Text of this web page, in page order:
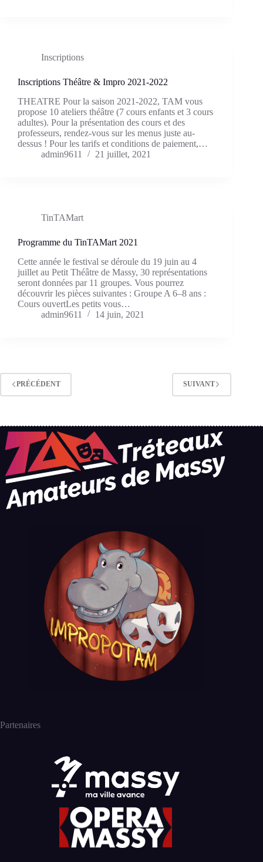
Inscriptions
Inscriptions Théâtre & Impro 2021-2022
THEATRE Pour la saison 2021-2022, TAM vous
propose 10 ateliers théâtre (7 cours enfants et 3 cours
adultes). Pour la présentation des cours et des
professeurs, rendez-vous sur les menus juste au-
dessus ! Pour les tarifs et conditions de paiement,…
admin9611
21 juillet, 2021
TinTAMart
Programme du TinTAMart 2021
Cette année le festival se déroule du 19 juin au 4
juillet au Petit Théâtre de Massy, 30 représentations
seront données par 11 groupes. Vous pourrez
découvrir les pièces suivantes : Groupe A 6–8 ans :
Cours ouvertLes petits vous…
admin9611
14 juin, 2021
PRÉCÉDENT SUIVANT
Partenaires